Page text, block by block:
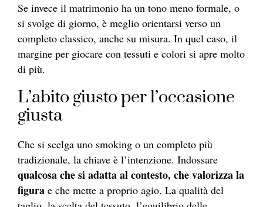
Se invece il matrimonio ha un tono meno formale, o
si svolge di giorno, è meglio orientarsi verso un
completo classico, anche su misura. In quel caso, il
margine per giocare con tessuti e colori si apre molto
di più.
L’abito giusto per l’occasione
giusta
Che si scelga uno smoking o un completo più
tradizionale, la chiave è l’intenzione. Indossare
qualcosa che si adatta al contesto, che valorizza la
figura e che mette a proprio agio. La qualità del